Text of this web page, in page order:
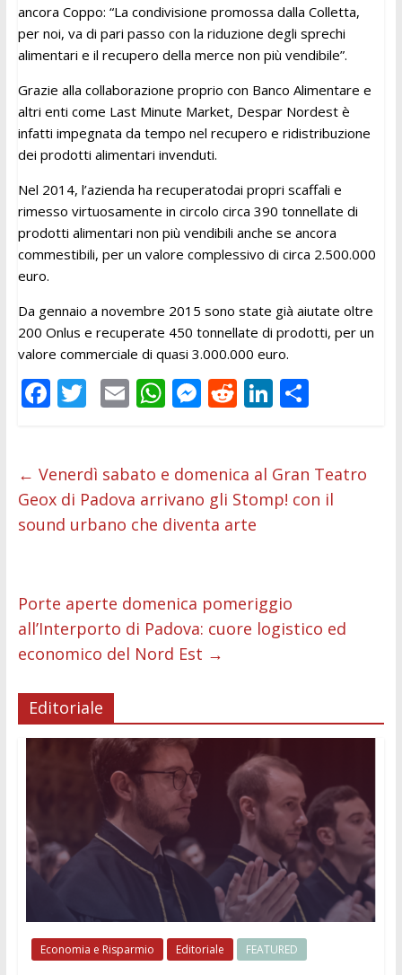
ancora Coppo: “La condivisione promossa dalla Colletta,
per noi, va di pari passo con la riduzione degli sprechi
alimentari e il recupero della merce non più vendibile”.
Grazie alla collaborazione proprio con Banco Alimentare e
altri enti come Last Minute Market, Despar Nordest è
infatti impegnata da tempo nel recupero e ridistribuzione
dei prodotti alimentari invenduti.
Nel 2014, l’azienda ha recuperatodai propri scaffali e
rimesso virtuosamente in circolo circa 390 tonnellate di
prodotti alimentari non più vendibili anche se ancora
commestibili, per un valore complessivo di circa 2.500.000
euro.
Da gennaio a novembre 2015 sono state già aiutate oltre
200 Onlus e recuperate 450 tonnellate di prodotti, per un
valore commerciale di quasi 3.000.000 euro.
F
b
o
o
T
er
E
l
W
s
A
p
M
e
n
g
R
di
t
Li
e
dI
C
di
vi
← Venerdì sabato e domenica al Gran Teatro
Geox di Padova arrivano gli Stomp! con il
sound urbano che diventa arte
Porte aperte domenica pomeriggio
all’Interporto di Padova: cuore logistico ed
economico del Nord Est →
Editoriale
Economia e Risparmio Editoriale FEATURED